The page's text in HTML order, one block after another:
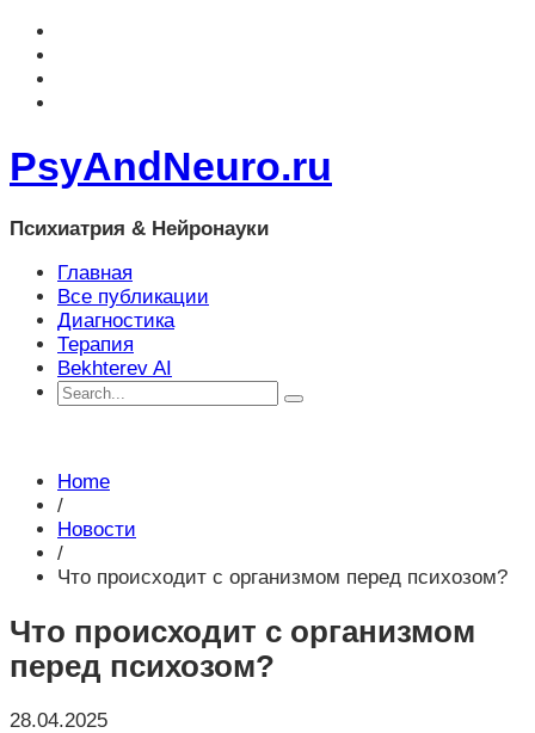
PsyAndNeuro.ru
Психиатрия & Нейронауки
Главная
Все публикации
Диагностика
Терапия
Bekhterev AI
Home
/
Новости
/
Что происходит с организмом перед психозом?
Что происходит с организмом
перед психозом?
28.04.2025